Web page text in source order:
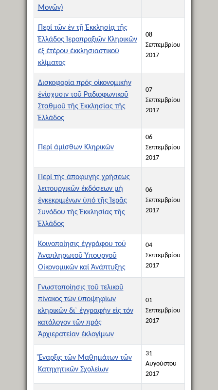
Μονῶν)
Περί τῶν ἐν τῇ Ἐκκλησίᾳ τῆς
Ἑλλάδος Ἱεροπραξιῶν Κληρικῶν
ἐξ ἑτέρου ἐκκλησιαστικοῦ
κλίματος
08
Σεπτεμβρίου
2017
Δισκοφορία πρός οἰκονομικήν
ἐνίσχυσιν τοῦ Ραδιοφωνικοῦ
Σταθμοῦ τῆς Ἐκκλησίας τῆς
Ἑλλάδος
07
Σεπτεμβρίου
2017
Περί ἀμίσθων Κληρικῶν
06
Σεπτεμβρίου
2017
Περί τῆς ἀποφυγῆς χρήσεως
λειτουργικῶν ἐκδόσεων μή
ἐγκεκριμένων ὑπό τῆς Ἱερᾶς
Συνόδου τῆς Ἐκκλησίας τῆς
Ἑλλάδος
06
Σεπτεμβρίου
2017
Κοινοποίησις ἐγγράφου τοῦ
Ἀναπληρωτοῦ Ὑπουργοῦ
Οἰκονομικῶν καί Ἀνάπτυξης
04
Σεπτεμβρίου
2017
Γνωστοποίησις τοῦ τελικοῦ
πίνακος τῶν ὑποψηφίων
κληρικῶν δι` ἐγγραφήν εἰς τόν
κατάλογον τῶν πρός
Ἀρχιερατείαν ἐκλογίμων
01
Σεπτεμβρίου
2017
Ἔναρξις τῶν Μαθημάτων τῶν
Κατηχητικῶν Σχολείων
31
Αυγούστου
2017